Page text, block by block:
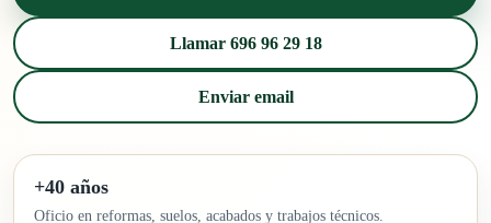
Llamar 696 96 29 18
Enviar email
+40 años
Oficio en reformas, suelos, acabados y trabajos técnicos.